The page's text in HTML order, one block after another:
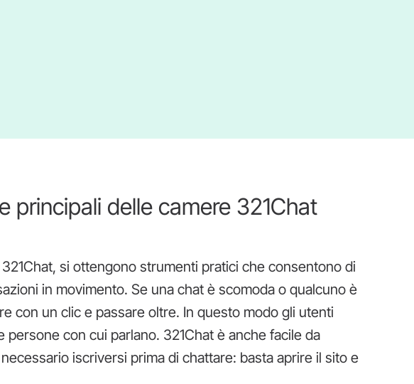
principali delle camere 321Chat
si ottengono strumenti pratici che consentono di
in movimento. Se una chat è scomoda o qualcuno è
con un clic e passare oltre. In questo modo gli utenti
persone con cui parlano. 321Chat è anche facile da
iscriversi prima di chattare: basta aprire il sito e